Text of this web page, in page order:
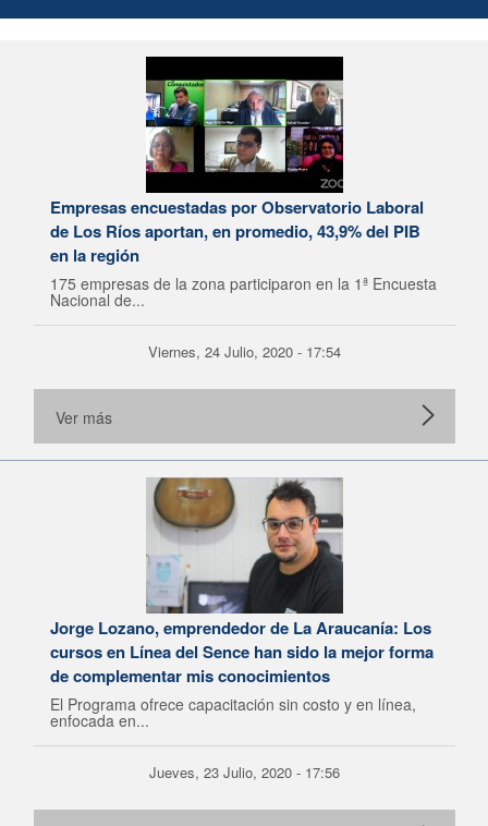
Empresas encuestadas por Observatorio Laboral
de Los Ríos aportan, en promedio, 43,9% del PIB
en la región
175 empresas de la zona participaron en la 1ª Encuesta
Nacional de...
Viernes, 24 Julio, 2020 - 17:54
Ver más
Jorge Lozano, emprendedor de La Araucanía: Los
cursos en Línea del Sence han sido la mejor forma
de complementar mis conocimientos
El Programa ofrece capacitación sin costo y en línea,
enfocada en...
Jueves, 23 Julio, 2020 - 17:56